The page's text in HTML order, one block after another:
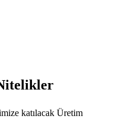
katılacak Üretim